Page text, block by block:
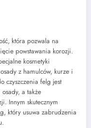
która pozwala na
powstawania korozji.
kosmetyki
z hamulców, kurze i
czyszczenia felg jest
a także
Innym skutecznym
który usuwa zabrudzenia